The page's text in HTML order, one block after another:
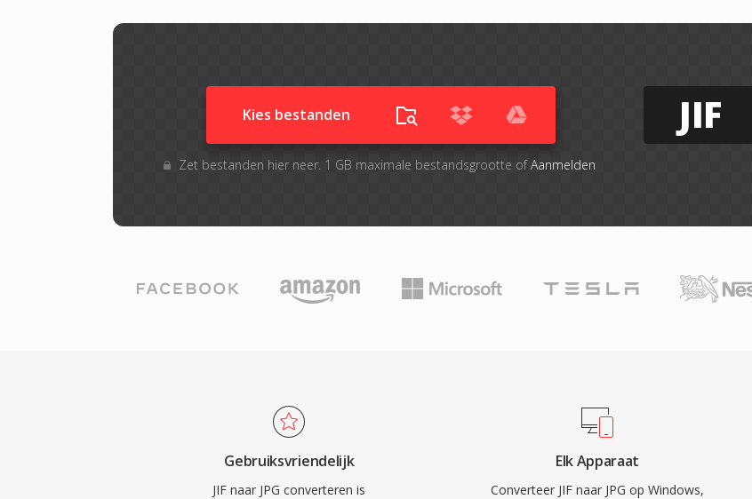
Kies bestanden
Zet bestanden hier neer. 1 GB maximale bestandsgrootte ofAanmelden
JIF
Gebruiksvriendelijk
JIF naar JPG converteren is
Elk Apparaat
Converteer JIF naar JPG op Windows,